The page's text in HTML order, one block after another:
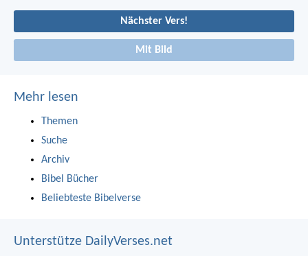
Nächster Vers!
Mit Bild
Mehr lesen
Themen
Suche
Archiv
Bibel Bücher
Beliebteste Bibelverse
Unterstütze DailyVerses.net